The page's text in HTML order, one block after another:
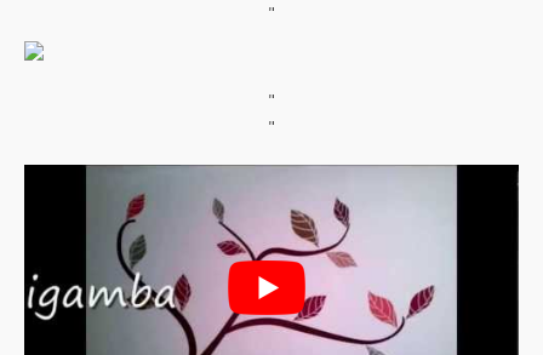
"
"
"